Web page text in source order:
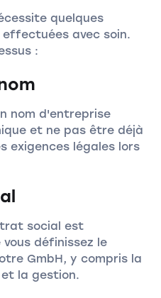
quelques
avec soin.
:
nom d'entreprise
et ne pas être déjà
exigences légales lors
social est
définissez le
GmbH, y compris la
la gestion.